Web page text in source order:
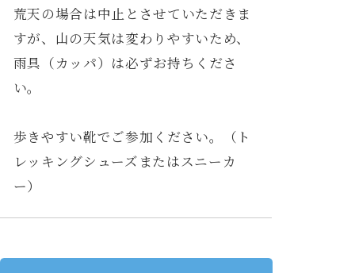
荒天の場合は中止とさせていただきま
すが、山の天気は変わりやすいため、
雨具（カッパ）は必ずお持ちくださ
い。
歩きやすい靴でご参加ください。（ト
レッキングシューズまたはスニーカ
ー）